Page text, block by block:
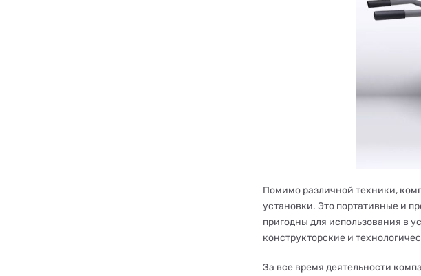
Помимо различной техники,
установки. Это портативные и
пригодны для использования в
конструкторские и
За все время деятельности